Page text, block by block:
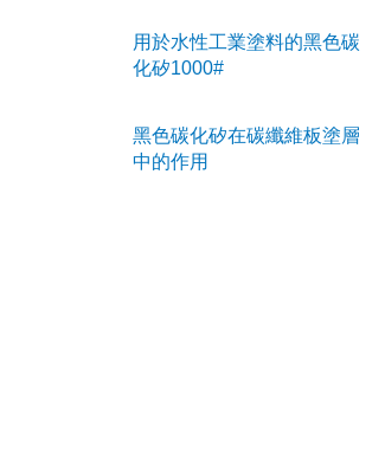
用於水性工業塗料的黑色碳
化矽1000#
黑色碳化矽在碳纖維板塗層
中的作用